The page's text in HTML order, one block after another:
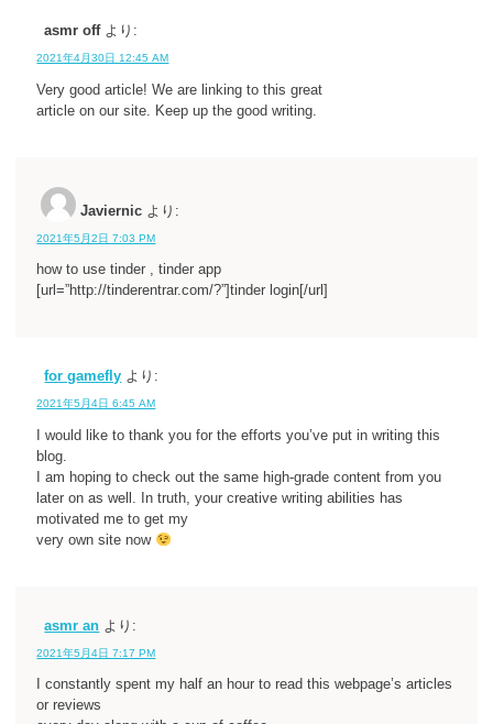
asmr off より:
2021年4月30日 12:45 AM
Very good article! We are linking to this great
article on our site. Keep up the good writing.
Javiernic より:
2021年5月2日 7:03 PM
how to use tinder , tinder app
[url=”http://tinderentrar.com/?”]tinder login[/url]
for gamefly より:
2021年5月4日 6:45 AM
I would like to thank you for the efforts you’ve put in writing this
blog.
I am hoping to check out the same high-grade content from you
later on as well. In truth, your creative writing abilities has
motivated me to get my
very own site now
asmr an より:
2021年5月4日 7:17 PM
I constantly spent my half an hour to read this webpage’s articles
or reviews